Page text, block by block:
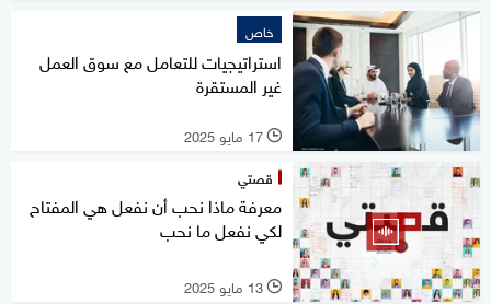
خاص
استراتيجيات للتعامل مع سوق العمل
غير المستقرة
l 17 مايو 2025
قصتي
معرفة ماذا نحب أن نفعل هي المفتاح
لكي نفعل ما نحب
l 13 مايو 2025